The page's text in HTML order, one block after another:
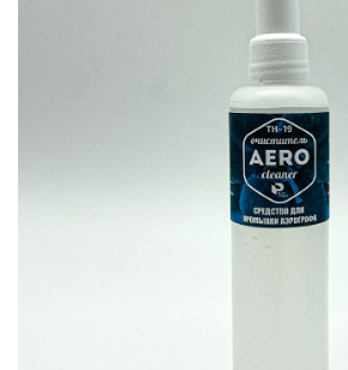
Авторизация
Накопительные
Розыгрыши подарков
Нажимая на кнопку "Отправить", вы даете
персональных данных
Отправить
Нажимая на кнопку "Отправить", вы даете
персональных данных
ВОЙТИ ЧЕРЕЗ GOOGLE
Отправить
Нажимая на кнопку "Отправить", вы даете
персональных данных